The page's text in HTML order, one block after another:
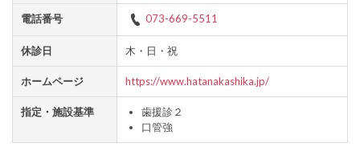
電話番号 073-669-5511
休診日 木・日・祝
ホームページ https://www.hatanakashika.jp/
指定・施設基準
歯援診２
口管強